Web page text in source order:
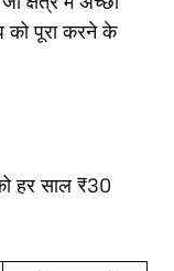
को पूरा करने के
हर साल ₹30